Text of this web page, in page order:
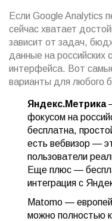
Если Google Analytics
сейчас хватает
зависит от задач,
данные на российских
интерфейса. Вот
варианты для любого
Яндекс.Метрика
фокусом на
бесплатна,
есть вебвизор —
пользователи
Еще плюс —
интеграция с
Matomo —
можно полностью